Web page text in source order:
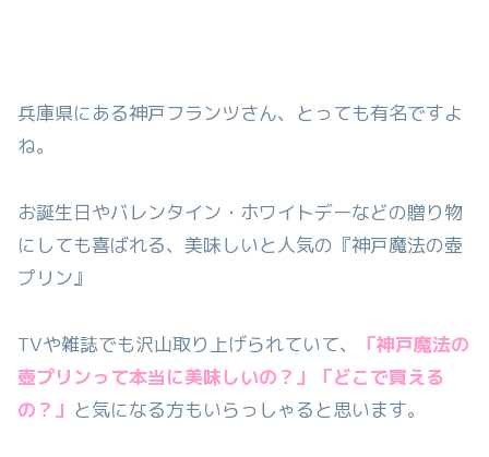
兵庫県にある神戸フランツさん、とっても有名ですよ
ね。
お誕生日やバレンタイン・ホワイトデーなどの贈り物
にしても喜ばれる、美味しいと人気の『神戸魔法の壺
プリン』
TVや雑誌でも沢山取り上げられていて、
「神戸魔法の
壺プリンって本当に美味しいの？」「どこで買える
の？」 と気になる方もいらっしゃると思います。